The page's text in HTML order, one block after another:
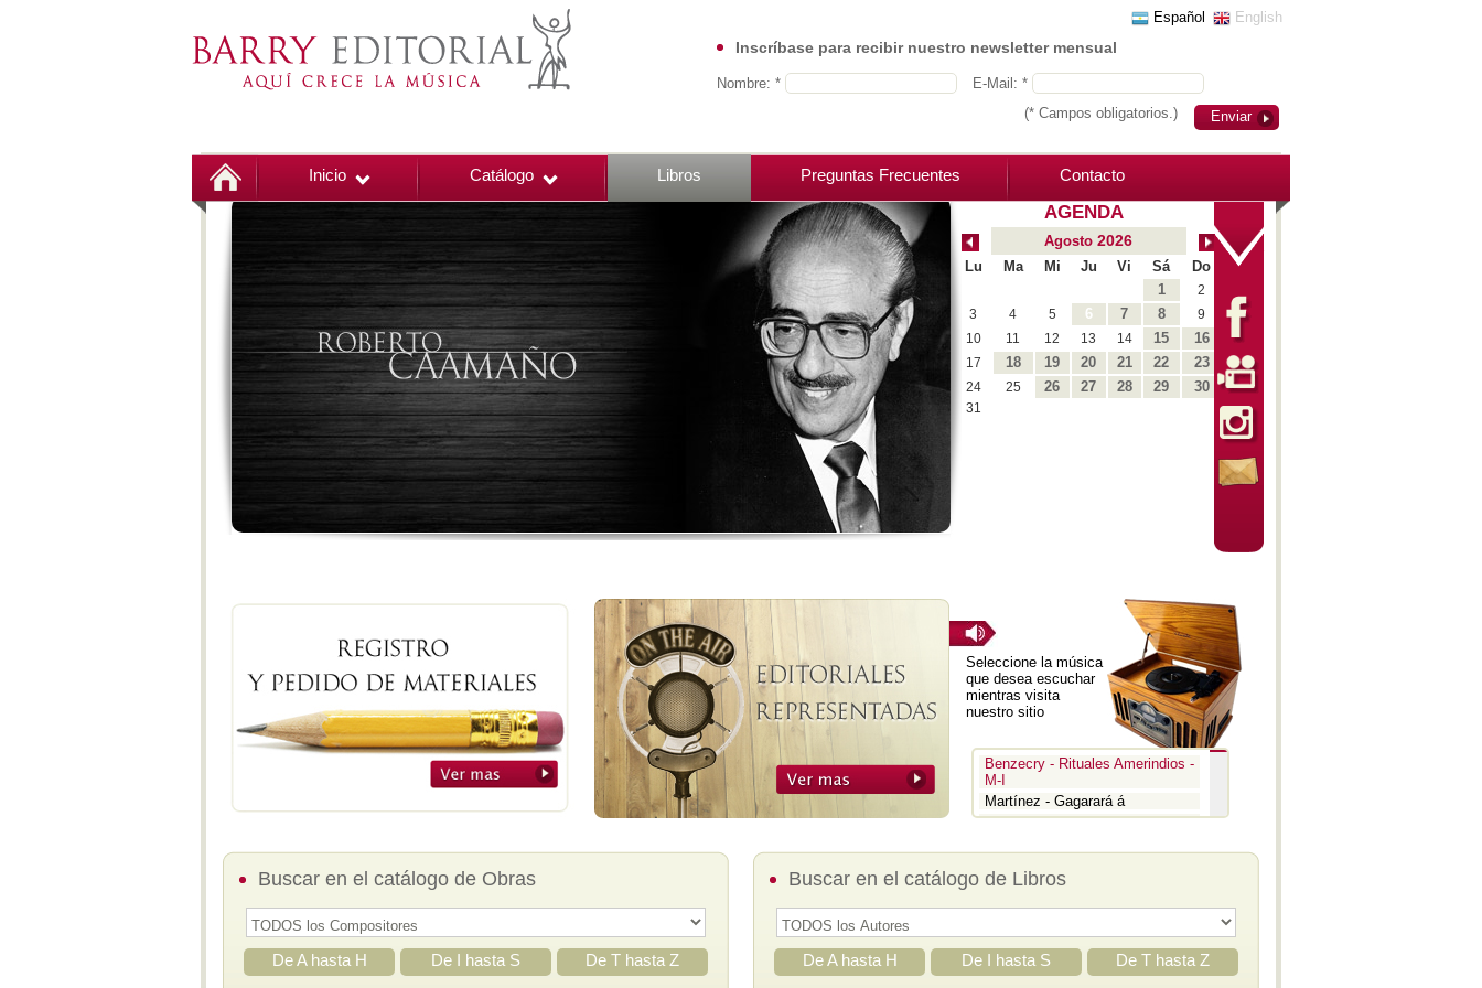
Español English
Inscríbase para recibir nuestro newsletter mensual
Nombre: *
E-Mail: *
Enviar
(* Campos obligatorios.)
Inicio Catálogo Libros Preguntas Frecuentes Contacto
AGENDA
Agosto 2026
Lu Ma Mi Ju Vi Sá
Do
1
2
3
4 5 6 7 8
9
10
11 12 13 14 15 16
17 18 19 20 21 22 23
24 25 26 27 28 29 30
31
Seleccione la música
que desea escuchar
mientras visita
nuestro sitio
Benzecry - Rituales Amerindios -
M-I
Martínez - Gagarará á
Prokofiev - Pedro y el lobo
Aria
Prokofiev - Romeo y Julieta -
Suite 3
Prokofiev - Iván el Terrible
Buscar en el catálogo de Obras
De A hasta H De I hasta S De T hasta Z
Buscar en el catálogo de Libros
De A hasta H De I hasta S De T hasta Z